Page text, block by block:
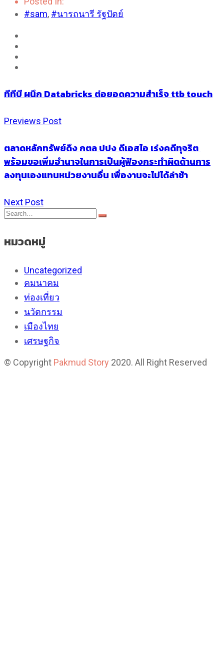
#sam, #นารถนารี รัฐปัตย์
ทีทีบี ผนึก Databricks ต่อยอดความสำเร็จ ttb touch
Previews Post
ตลาดหลักทรัพย์ดึง กตล ปปง ดีเอสไอ เร่งคดีทุจริต
พร้อมขอเพิ่มอำนาจในการเป็นผู้ฟ้องกระทำผิดด้านการ
ลงทุนเองแทนหน่วยงานอื่น เพื่องานจะไม่ได้ล่าช้า
Next Post
หมวดหมู่
Uncategorized
คมนาคม
ท่องเที่ยว
นวัตกรรม
เมืองไทย
เศรษฐกิจ
© Copyright Pakmud Story 2020. All Right Reserved